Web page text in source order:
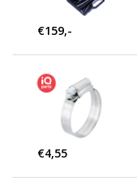
€159,-
€4,55